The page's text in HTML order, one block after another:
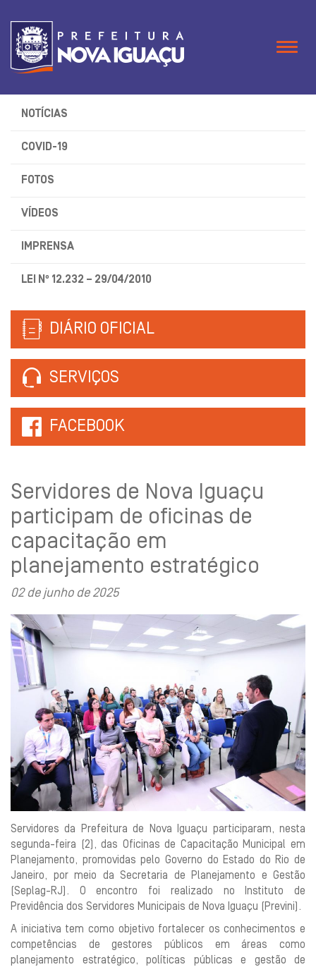
NOTÍCIAS
COVID-19
FOTOS
VÍDEOS
IMPRENSA
LEI Nº 12.232 – 29/04/2010
DIÁRIO OFICIAL
SERVIÇOS
FACEBOOK
Servidores de Nova Iguaçu
participam de oficinas de
capacitação em
planejamento estratégico
02 de junho de 2025
Servidores da Prefeitura de Nova Iguaçu participaram, nesta
segunda-feira (2), das Oficinas de Capacitação Municipal em
Planejamento, promovidas pelo Governo do Estado do Rio de
Janeiro, por meio da Secretaria de Planejamento e Gestão
(Seplag-RJ). O encontro foi realizado no Instituto de
Previdência dos Servidores Municipais de Nova Iguaçu (Previni).
A iniciativa tem como objetivo fortalecer os conhecimentos e
competências de gestores públicos em áreas como
planejamento estratégico, políticas públicas e gestão de